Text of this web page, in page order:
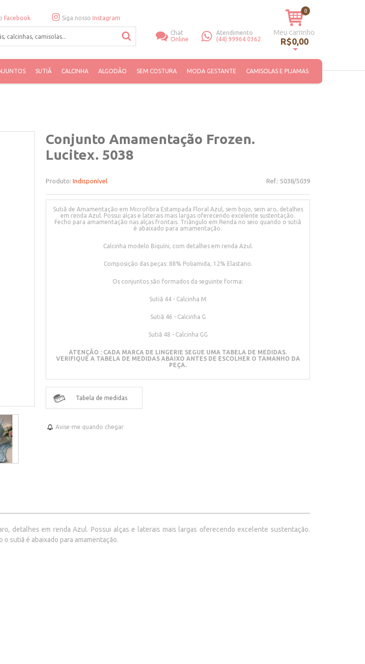
Facebook Siga nosso Instagram
Chat
Online
Atendimento
(44) 99964 0362
0
Meu carrinho
R$0,00
SUTIÃ CALCINHA ALGODÃO SEM COSTURA MODA GESTANTE CAMISOLAS E PIJAMAS
Conjunto Amamentação Frozen.
Lucitex. 5038
Produto: Indisponível Ref.: 5038/5039
Sutiã de Amamentação em Microfibra Estampada Floral Azul, sem bojo, sem aro, detalhes
em renda Azul. Possui alças e laterais mais largas oferecendo excelente sustentação.
Fecho para amamentação nas alças frontais. Triângulo em Renda no seio quando o sutiã
é abaixado para amamentação.
Calcinha modelo Biquíni, com detalhes em renda Azul.
Composição das peças: 88% Poliamida, 12% Elastano.
Os conjuntos são formados da seguinte forma:
Sutiã 44 - Calcinha M
Sutiã 46 - Calcinha G
Sutiã 48 - Calcinha GG
ATENÇÃO : CADA MARCA DE LINGERIE SEGUE UMA TABELA DE MEDIDAS.
VERIFIQUE A TABELA DE MEDIDAS ABAIXO ANTES DE ESCOLHER O TAMANHO DA
PEÇA.
Tabela de medidas
Avise-me quando chegar
detalhes em renda Azul. Possui alças e laterais mais largas oferecendo excelente sustentação.
sutiã é abaixado para amamentação.